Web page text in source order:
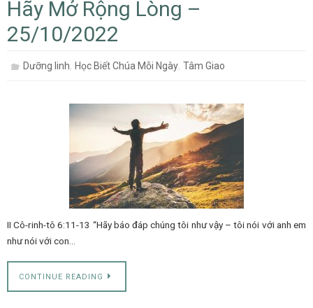
Hãy Mở Rộng Lòng –
25/10/2022
Dưỡng linh,Học Biết Chúa Mỗi Ngày,Tâm Giao
II Cô-rinh-tô 6:11-13 “Hãy báo đáp chúng tôi như vậy – tôi nói với anh em
như nói với con…
CONTINUE READING